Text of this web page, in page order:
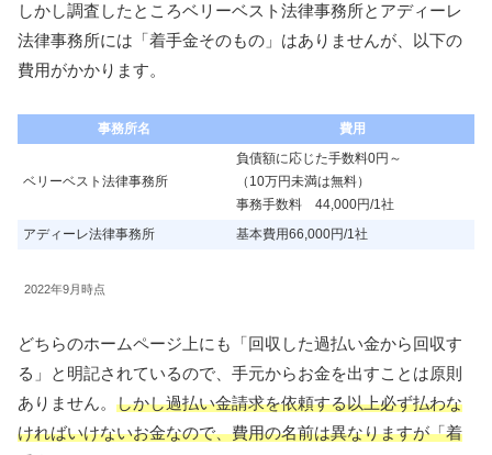
しかし調査したところベリーベスト法律事務所とアディーレ
法律事務所には「着手金そのもの」はありませんが、以下の
費用がかかります。
事務所名 費用
ベリーベスト法律事務所
負債額に応じた手数料0円～
（10万円未満は無料）
事務手数料 44,000円/1社
アディーレ法律事務所
基本費用66,000円/1社
2022年9月時点
どちらのホームページ上にも「回収した過払い金から回収す
る」と明記されているので、手元からお金を出すことは原則
ありません。 しかし過払い金請求を依頼する以上必ず払わな
ければいけないお金なので、費用の名前は異なりますが「着